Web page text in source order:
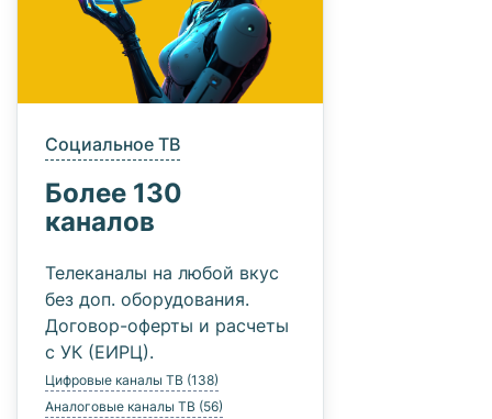
Социальное ТВ
Более 130
каналов
Телеканалы на любой вкус
без доп. оборудования.
Договор-оферты и расчеты
с УК (ЕИРЦ).
Цифровые каналы ТВ (138)
Аналоговые каналы ТВ (56)